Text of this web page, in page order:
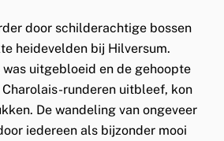
door schilderachtige bossen
heidevelden bij Hilversum.
uitgebloeid en de gehoopte
runderen uitbleef, kon
De wandeling van ongeveer
iedereen als bijzonder mooi